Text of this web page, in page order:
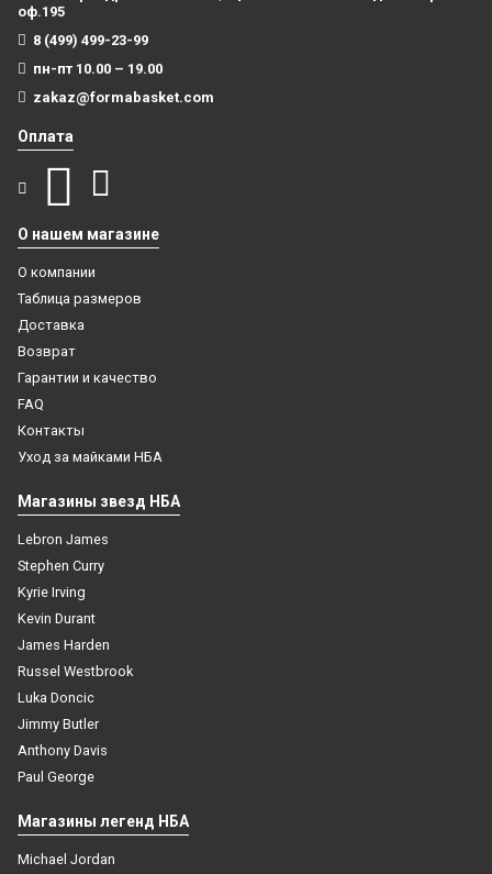
оф.195
8 (499) 499-23-99
пн-пт 10.00 – 19.00
zakaz@formabasket.com
Оплата
О нашем магазине
О компании
Таблица размеров
Доставка
Возврат
Гарантии и качество
FAQ
Контакты
Уход за майками НБА
Магазины звезд НБА
Lebron James
Stephen Curry
Kyrie Irving
Kevin Durant
James Harden
Russel Westbrook
Luka Doncic
Jimmy Butler
Anthony Davis
Paul George
Магазины легенд НБА
Michael Jordan